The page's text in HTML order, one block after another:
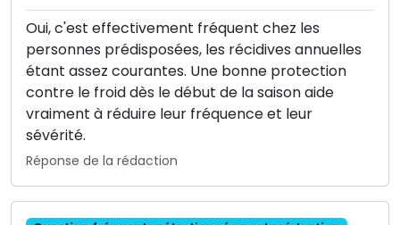
Oui, c'est effectivement fréquent chez les
personnes prédisposées, les récidives annuelles
étant assez courantes. Une bonne protection
contre le froid dès le début de la saison aide
vraiment à réduire leur fréquence et leur
sévérité.
Réponse de la rédaction